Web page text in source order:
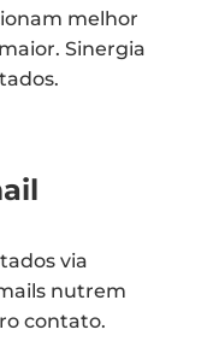
melhor
Sinergia
via
nutrem
contato.